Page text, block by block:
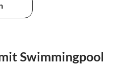
Swimmingpool